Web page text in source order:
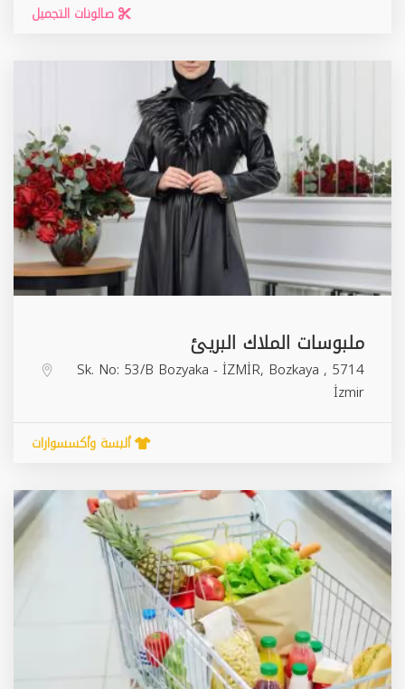
صالونات التجميل
ملبوسات الملاك البريئ
5714 Sk. No: 53/B Bozyaka - İZMİR,
Bozkaya ,
İzmir
ألبسة وأكسسوارات